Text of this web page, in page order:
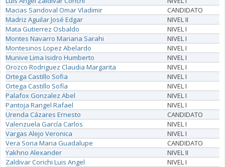
Macias Sandoval Omar Vladimir
CANDIDATO
Madriz Aguilar José Edgar
NIVEL II
Mata Gutierrez Osbaldo
NIVEL I
Montes Navarro Mariana Sarahi
NIVEL I
Montesinos Lopez Abelardo
NIVEL I
Munive Lima Isidro Humberto
NIVEL I
Orozco Rodriguez Claudia Margarita
NIVEL I
Ortega Castillo Sofia
NIVEL I
Ortega Castillo Sofía
NIVEL I
Palafox Gonzalez Abel
NIVEL I
Pantoja Rangel Rafael
NIVEL I
Urenda Cázares Ernesto
CANDIDATO
Valenzuela García Carlos
NIVEL I
Vargas Alejo Veronica
NIVEL I
Vera Soria Maria Guadalupe
CANDIDATO
Yakhno Alexander
NIVEL II
Zaldivar Corichi Luis Angel
NIVEL I